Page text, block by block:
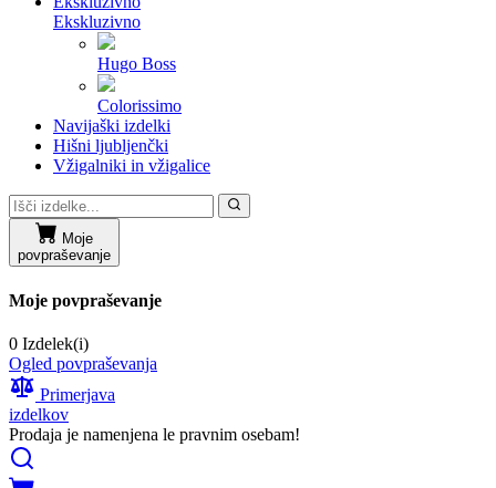
Ekskluzivno
Hugo Boss
Colorissimo
Navijaški izdelki
Hišni ljubljenčki
Vžigalniki in vžigalice
Moje
povpraševanje
Moje povpraševanje
0 Izdelek(i)
Ogled povpraševanja
Primerjava
izdelkov
Prodaja je namenjena le pravnim osebam!